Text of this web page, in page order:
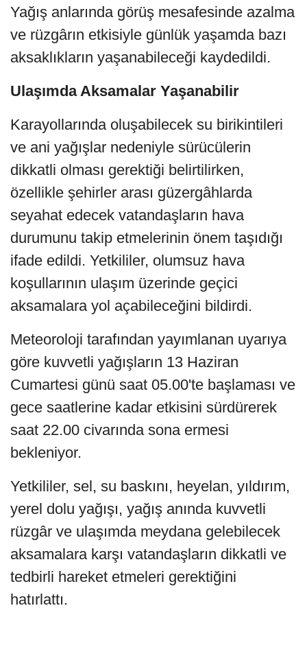
Yağış anlarında görüş mesafesinde azalma
ve rüzgârın etkisiyle günlük yaşamda bazı
aksaklıkların yaşanabileceği kaydedildi.
Ulaşımda Aksamalar Yaşanabilir
Karayollarında oluşabilecek su birikintileri
ve ani yağışlar nedeniyle sürücülerin
dikkatli olması gerektiği belirtilirken,
özellikle şehirler arası güzergâhlarda
seyahat edecek vatandaşların hava
durumunu takip etmelerinin önem taşıdığı
ifade edildi. Yetkililer, olumsuz hava
koşullarının ulaşım üzerinde geçici
aksamalara yol açabileceğini bildirdi.
Meteoroloji tarafından yayımlanan uyarıya
göre kuvvetli yağışların 13 Haziran
Cumartesi günü saat 05.00'te başlaması ve
gece saatlerine kadar etkisini sürdürerek
saat 22.00 civarında sona ermesi
bekleniyor.
Yetkililer, sel, su baskını, heyelan, yıldırım,
yerel dolu yağışı, yağış anında kuvvetli
rüzgâr ve ulaşımda meydana gelebilecek
aksamalara karşı vatandaşların dikkatli ve
tedbirli hareket etmeleri gerektiğini
hatırlattı.